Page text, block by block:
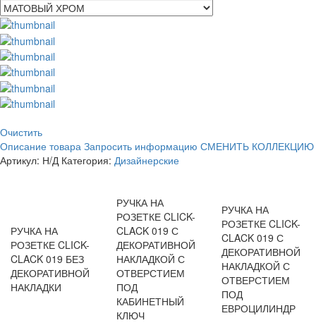
Очистить
Описание товара Запросить информацию СМЕНИТЬ КОЛЛЕКЦИЮ
Артикул: Н/Д Категория: Дизайнерские
РУЧКА НА
РОЗЕТКЕ CLICK-
CLACK 019 БЕЗ
ДЕКОРАТИВНОЙ
НАКЛАДКИ
РУЧКА НА
РОЗЕТКЕ CLICK-
CLACK 019 С
ДЕКОРАТИВНОЙ
НАКЛАДКОЙ С
ОТВЕРСТИЕМ
ПОД
КАБИНЕТНЫЙ
КЛЮЧ
РУЧКА НА
РОЗЕТКЕ CLICK-
CLACK 019 С
ДЕКОРАТИВНОЙ
НАКЛАДКОЙ С
ОТВЕРСТИЕМ
ПОД
ЕВРОЦИЛИНДР